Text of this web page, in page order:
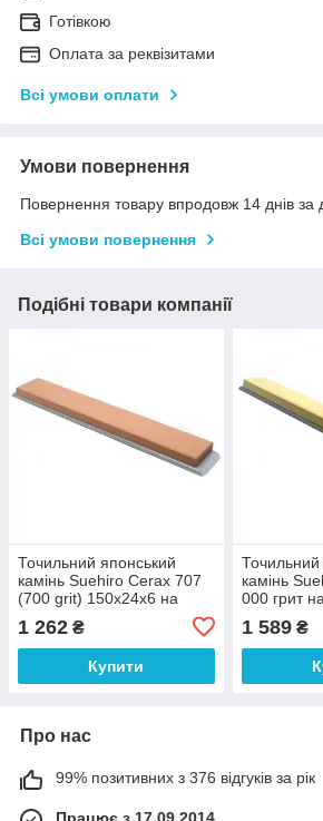
Готівкою
Оплата за реквізитами
Всі умови оплати
Умови повернення
Повернення товару впродовж 14 днів за
Всі умови повернення
Подібні товари компанії
Точильний японський
камінь Suehiro Cerax 707
(700 grit) 150х24х6 на
арт.11555
1 262 ₴
Купити
Точильний
камінь
000 грит
арт.11428
1 589₴
Про нас
99% позитивних з 376 відгуків за рік